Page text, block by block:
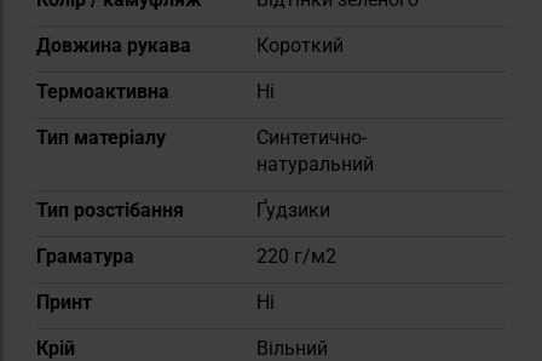
Довжина рукава
Короткий
Термоактивна
Ні
Тип матеріалу
Синтетично-
натуральний
Тип розстібання
Ґудзики
Граматура
220 г/м2
Принт
Ні
Крій
Вільний